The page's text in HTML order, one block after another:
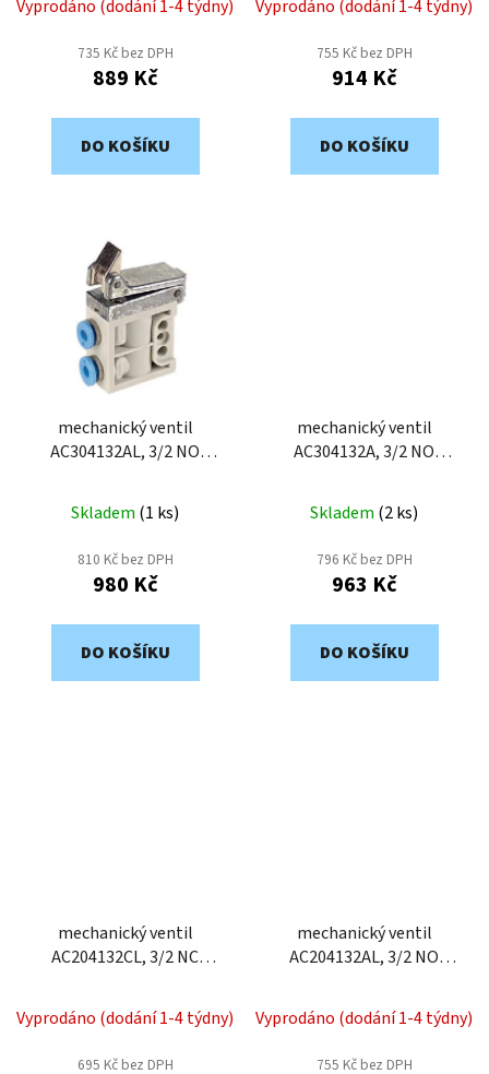
k
Vyprodáno (dodání 1-4 týdny)
735 Kč bez DPH
889 Kč
DO KOŠÍKU
Vyprodáno (dodání 1-4 týdny)
755 Kč bez DPH
914 Kč
DO KOŠÍKU
mechanický ventil
AC304132AL, 3/2 NO
Skladem (1 ks)
810 Kč bez DPH
980 Kč
DO KOŠÍKU
mechanický ventil
AC304132A, 3/2 NO
Skladem (2 ks)
796 Kč bez DPH
963 Kč
DO KOŠÍKU
mechanický ventil
AC204132CL, 3/2 NC
Vyprodáno (dodání 1-4 týdny)
695 Kč bez DPH
mechanický ventil
AC204132AL, 3/2 NO
Vyprodáno (dodání 1-4 týdny)
755 Kč bez DPH